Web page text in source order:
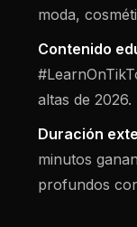
moda,
Contenido
altas de
Duración
minutos
profundos